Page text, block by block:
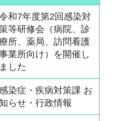
和7年度第2回感染対
等研修会（病院、診
所、薬局、訪問看護
業所向け）を開催し
ました
感染症・疾病対策課 お
らせ・行政情報